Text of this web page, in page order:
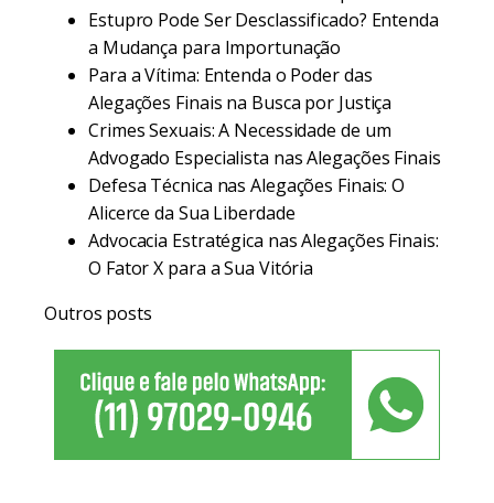
Estupro Pode Ser Desclassificado? Entenda
a Mudança para Importunação
Para a Vítima: Entenda o Poder das
Alegações Finais na Busca por Justiça
Crimes Sexuais: A Necessidade de um
Advogado Especialista nas Alegações Finais
Defesa Técnica nas Alegações Finais: O
Alicerce da Sua Liberdade
Advocacia Estratégica nas Alegações Finais:
O Fator X para a Sua Vitória
Outros posts